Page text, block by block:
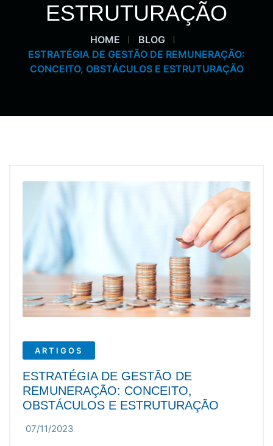
ESTRUTURAÇÃO
HOME
BLOG
ESTRATÉGIA DE GESTÃO DE REMUNERAÇÃO:
CONCEITO, OBSTÁCULOS E ESTRUTURAÇÃO
ARTIGOS
ESTRATÉGIA DE GESTÃO DE
REMUNERAÇÃO: CONCEITO,
OBSTÁCULOS E ESTRUTURAÇÃO
07/11/2023